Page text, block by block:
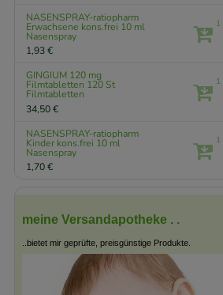
NASENSPRAY-ratiopharm
Erwachsene kons.frei 10 ml
Nasenspray
1,93 €
1
GINGIUM 120 mg
Filmtabletten 120 St
Filmtabletten
34,50 €
1
NASENSPRAY-ratiopharm
Kinder kons.frei 10 ml
Nasenspray
1,70 €
1
meine Versandapotheke . .
..bietet mir geprüfte, preisgünstige Produkte.